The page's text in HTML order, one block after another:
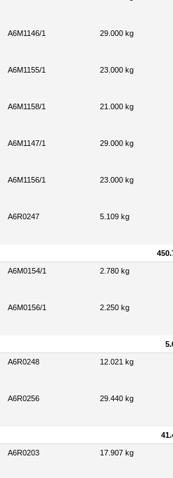
A6M1146/1 29.000 kg
A6M1155/1 23.000 kg
A6M1158/1 21.000 kg
A6M1147/1 29.000 kg
A6M1156/1 23.000 kg
A6R0247 5.109 kg
A6M0154/1 2.780 kg
A6M0156/1 2.250 kg
A6R0248 12.021 kg
A6R0256 29.440 kg
A6R0203 17.907 kg